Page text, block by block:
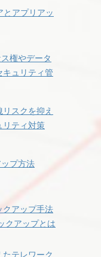
とアプリアッ
権やデータ
キュリティ管
スクを抑え
リティ対策
プ方法
クアップ手法
クアップとは
テレワーク